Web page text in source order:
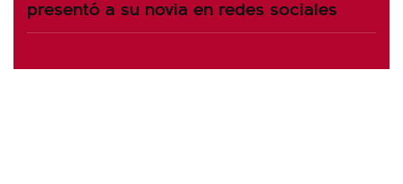
presentó a su novia en redes sociales